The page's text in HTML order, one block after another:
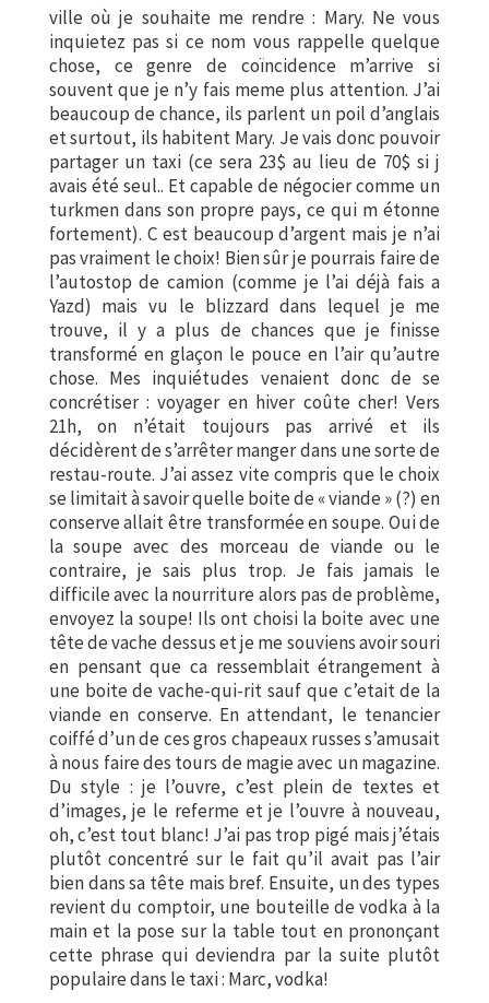
ville où je souhaite me rendre : Mary. Ne vous
inquietez pas si ce nom vous rappelle quelque
chose, ce genre de coïncidence m’arrive si
souvent que je n’y fais meme plus attention. J’ai
beaucoup de chance, ils parlent un poil d’anglais
et surtout, ils habitent Mary. Je vais donc pouvoir
partager un taxi (ce sera 23$ au lieu de 70$ si j
avais été seul.. Et capable de négocier comme un
turkmen dans son propre pays, ce qui m étonne
fortement). C est beaucoup d’argent mais je n’ai
pas vraiment le choix! Bien sûr je pourrais faire de
l’autostop de camion (comme je l’ai déjà fais a
Yazd) mais vu le blizzard dans lequel je me
trouve, il y a plus de chances que je finisse
transformé en glaçon le pouce en l’air qu’autre
chose. Mes inquiétudes venaient donc de se
concrétiser : voyager en hiver coûte cher! Vers
21h, on n’était toujours pas arrivé et ils
décidèrent de s’arrêter manger dans une sorte de
restau-route. J’ai assez vite compris que le choix
se limitait à savoir quelle boite de « viande » (?) en
conserve allait être transformée en soupe. Oui de
la soupe avec des morceau de viande ou le
contraire, je sais plus trop. Je fais jamais le
difficile avec la nourriture alors pas de problème,
envoyez la soupe! Ils ont choisi la boite avec une
tête de vache dessus et je me souviens avoir souri
en pensant que ca ressemblait étrangement à
une boite de vache-qui-rit sauf que c’etait de la
viande en conserve. En attendant, le tenancier
coiffé d’un de ces gros chapeaux russes s’amusait
à nous faire des tours de magie avec un magazine.
Du style : je l’ouvre, c’est plein de textes et
d’images, je le referme et je l’ouvre à nouveau,
oh, c’est tout blanc! J’ai pas trop pigé mais j’étais
plutôt concentré sur le fait qu’il avait pas l’air
bien dans sa tête mais bref. Ensuite, un des types
revient du comptoir, une bouteille de vodka à la
main et la pose sur la table tout en prononçant
cette phrase qui deviendra par la suite plutôt
populaire dans le taxi : Marc, vodka!